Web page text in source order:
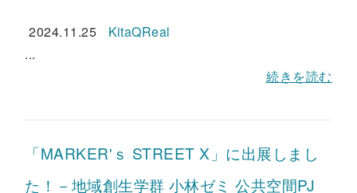
2024.11.25
KitaQReal
...
続きを読む
「MARKER'ｓ STREET X」に出展しまし
た！－地域創生学群 小林ゼミ 公共空間PJ